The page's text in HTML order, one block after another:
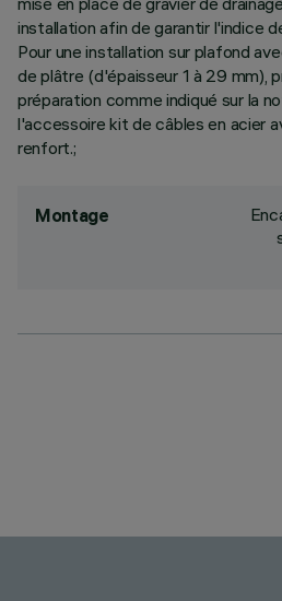
installation afin de garantir l'indice
Pour une installation sur plafond
de plâtre (d'épaisseur 1 à 29 mm),
préparation comme indiqué sur la
l'accessoire kit de câbles en acier
renfort.;
Montage